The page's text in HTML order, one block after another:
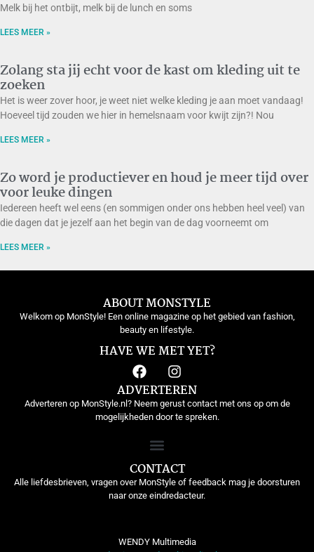
Melk bij het ontbijt, melk bij de lunch en soms
LEES MEER »
Zolang sta jij echt voor de kast om kleding uit te
zoeken
Het is weer zover hoor, je weet niet welke kleding je aan moet vandaag!
Hoeveel tijd zouden we hier in hemelsnaam voor kwijt zijn?! Nou
LEES MEER »
Zo word je productiever en houd je meer tijd over
voor leuke dingen
Iedereen heeft wel eens (en sommigen onder ons hebben heel veel) van
die dagen dat je jezelf aan het begin van de dag voorneemt om
LEES MEER »
ABOUT MONSTYLE
Welkom op MonStyle! Een online magazine op het gebied van fashion,
beauty en lifestyle.
HAVE WE MET YET?
ADVERTEREN
Adverteren op MonStyle.nl? Neem gerust contact met ons op om de
mogelijkheden door te spreken.
CONTACT
Alle liefdesbrieven, vragen over MonStyle of feedback mag je doorsturen
naar onze eindredacteur.
WENDY Multimedia